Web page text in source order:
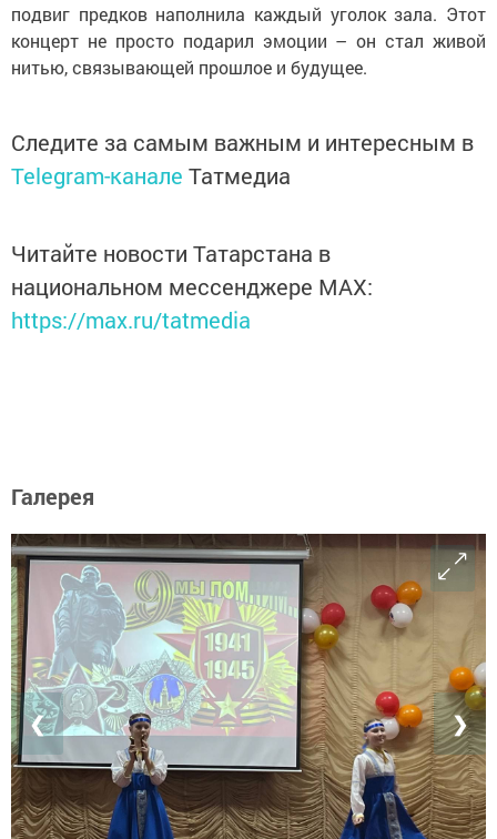
подвиг предков наполнила каждый уголок зала. Этот
концерт не просто подарил эмоции – он стал живой
нитью, связывающей прошлое и будущее.
Следите за самым важным и интересным в
Telegram-канале Татмедиа
Читайте новости Татарстана в
национальном мессенджере MАХ:
https://max.ru/tatmedia
Галерея
❮ ❯